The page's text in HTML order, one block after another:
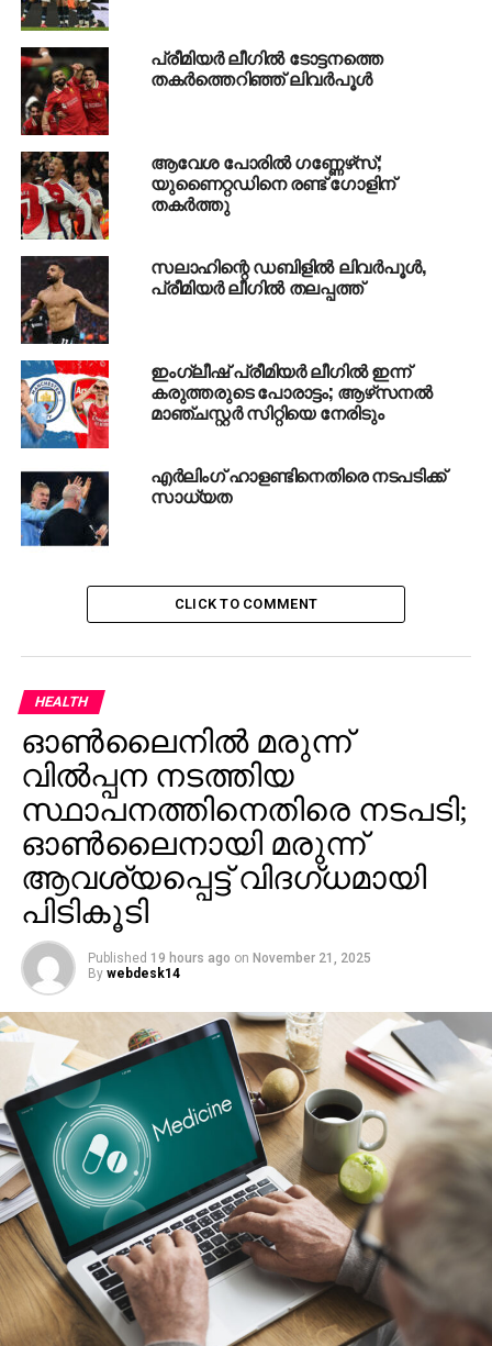
DON'T MISS
വിചാരണ തുടങ്ങി: ദിലീപ് കോടതിയില്‍
പ്രീമിയര്‍ ലീഗില്‍ ടോട്ടനത്തെ
തകര്‍ത്തെറിഞ്ഞ് ലിവര്‍പൂള്‍
ആവേശ പോരില്‍ ഗണ്ണേഴ്‌സ്;
യുണൈറ്റഡിനെ രണ്ട് ഗോളിന്
തകര്‍ത്തു
സലാഹിന്റെ ഡബിളില്‍ ലിവര്‍പൂള്‍,
പ്രീമിയര്‍ ലീഗില്‍ തലപ്പത്ത്
ഇംഗ്ലീഷ് പ്രീമിയര്‍ ലീഗില്‍ ഇന്ന്
കരുത്തരുടെ പോരാട്ടം; ആഴ്‌സനല്‍
മാഞ്ചസ്റ്റര്‍ സിറ്റിയെ നേരിടും
എർലിം​ഗ് ഹാളണ്ടിനെതിരെ നടപടിക്ക്
സാധ്യത
CLICK TO COMMENT
HEALTH
ഓണ്‍ലൈനില്‍ മരുന്ന്
വില്‍പ്പന നടത്തിയ
സ്ഥാപനത്തിനെതിരെ നടപടി;
ഓണ്‍ലൈനായി മരുന്ന്
ആവശ്യപ്പെട്ട് വിദഗ്ധമായി
പിടികൂടി
Published 19 hours ago on November 21, 2025
By webdesk14